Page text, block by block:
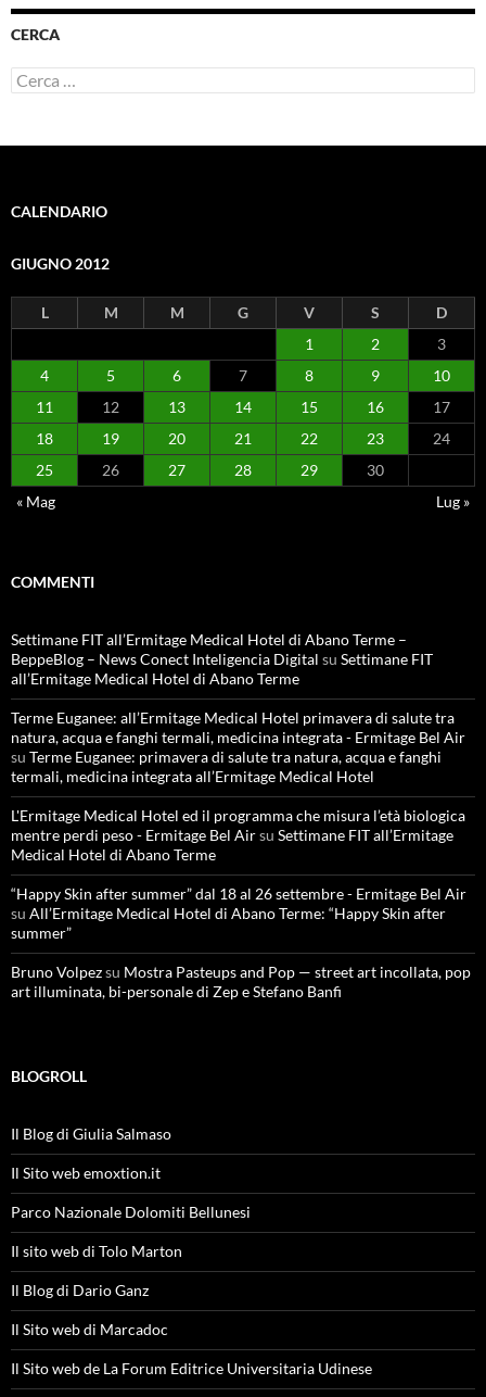
CERCA
Ricerca
per:
CALENDARIO
GIUGNO 2012
L M M G V S
D
1
2
3
4
5 6 7 8 9
10
11
12 13 14 15 16
17
18
19 20 21 22 23
24
25
26 27 28 29
30
« Mag
Lug »
COMMENTI
Settimane FIT all’Ermitage Medical Hotel di Abano Terme –
BeppeBlog – News Conect Inteligencia Digital su Settimane FIT
all’Ermitage Medical Hotel di Abano Terme
Terme Euganee: all’Ermitage Medical Hotel primavera di salute tra
natura, acqua e fanghi termali, medicina integrata - Ermitage Bel Air
su Terme Euganee: primavera di salute tra natura, acqua e fanghi
termali, medicina integrata all’Ermitage Medical Hotel
L'Ermitage Medical Hotel ed il programma che misura l’età biologica
mentre perdi peso - Ermitage Bel Airsu Settimane FIT all’Ermitage
Medical Hotel di Abano Terme
“Happy Skin after summer” dal 18 al 26 settembre - Ermitage Bel Air
su All’Ermitage Medical Hotel di Abano Terme: “Happy Skin after
summer”
Bruno Volpezsu Mostra Pasteups and Pop — street art incollata, pop
art illuminata, bi-personale di Zep e Stefano Banfi
BLOGROLL
Il Blog di Giulia Salmaso
Il Sito web emoxtion.it
Parco Nazionale Dolomiti Bellunesi
Il sito web di Tolo Marton
Il Blog di Dario Ganz
Il Sito web di Marcadoc
Il Sito web de La Forum Editrice Universitaria Udinese